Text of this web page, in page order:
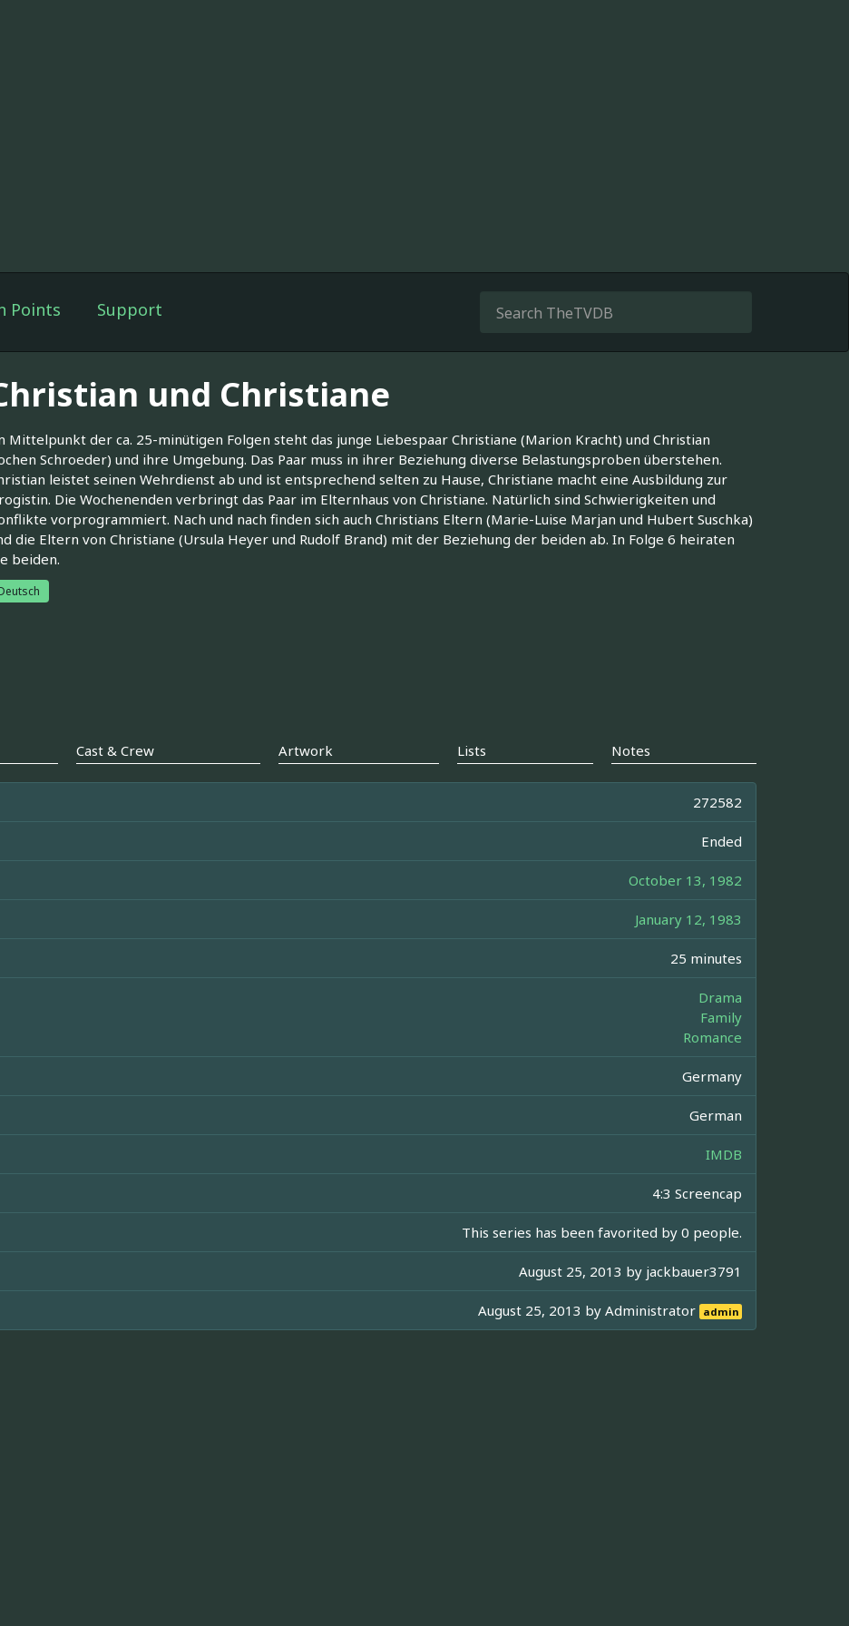
Points Support
und Christiane
Mittelpunkt der ca. 25-minütigen Folgen steht das junge Liebespaar Christiane (Marion Kracht) und Christian
Schroeder) und ihre Umgebung. Das Paar muss in ihrer Beziehung diverse Belastungsproben überstehen.
leistet seinen Wehrdienst ab und ist entsprechend selten zu Hause, Christiane macht eine Ausbildung zur
Die Wochenenden verbringt das Paar im Elternhaus von Christiane. Natürlich sind Schwierigkeiten und
vorprogrammiert. Nach und nach finden sich auch Christians Eltern (Marie-Luise Marjan und Hubert Suschka)
die Eltern von Christiane (Ursula Heyer und Rudolf Brand) mit der Beziehung der beiden ab. In Folge 6 heiraten
beiden.
Cast & Crew Artwork Lists Notes
272582
Ended
October 13, 1982
January 12, 1983
25 minutes
Drama
Family
Romance
Germany
German
IMDB
4:3 Screencap
This series has been favorited by 0 people.
August 25, 2013 by jackbauer3791
August 25, 2013 byAdministrator admin